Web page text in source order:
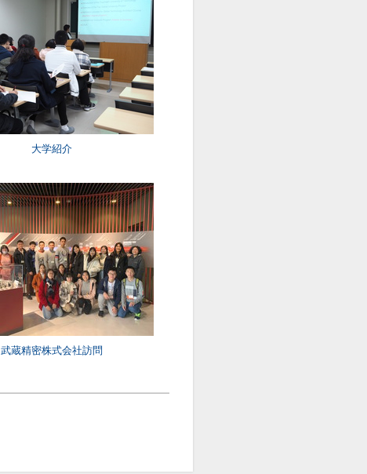
大学紹介
武蔵精密株式会社訪問